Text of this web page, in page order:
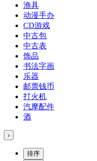
渔具
动漫手办
CD游戏
中古包
中古表
饰品
书法字画
乐器
邮票钱币
打火机
汽摩配件
酒
›
排序